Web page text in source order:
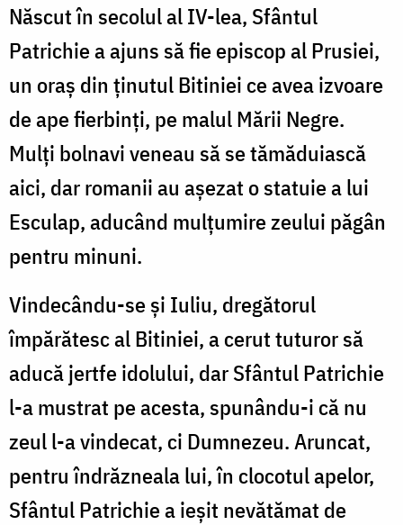
Născut în secolul al IV-lea, Sfântul
Patrichie a ajuns să fie episcop al Prusiei,
un oraș din ținutul Bitiniei ce avea izvoare
de ape fierbinți, pe malul Mării Negre.
Mulți bolnavi veneau să se tămăduiască
aici, dar romanii au așezat o statuie a lui
Esculap, aducând mulțumire zeului păgân
pentru minuni.
Vindecându-se și Iuliu, dregătorul
împărătesc al Bitiniei, a cerut tuturor să
aducă jertfe idolului, dar Sfântul Patrichie
l-a mustrat pe acesta, spunându-i că nu
zeul l-a vindecat, ci Dumnezeu. Aruncat,
pentru îndrăzneala lui, în clocotul apelor,
Sfântul Patrichie a ieșit nevătămat de